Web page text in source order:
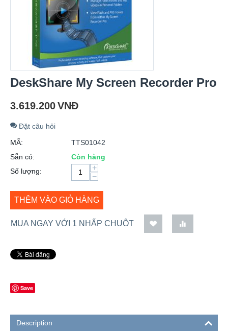
DeskShare My Screen Recorder Pro
3.619.200VNĐ
Đặt câu hỏi
MÃ:
TTS01042
Sẵn có:
Còn hàng
Số lượng:
+
−
THÊM VÀO GIỎ HÀNG
MUA NGAY VỚI 1 NHẤP CHUỘT
Save
Description